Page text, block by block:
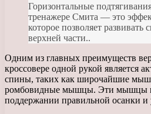
Горизонтальные
тренажере Смита — это
которое позволяет развивать
верхней части..
Одним из главных преимуществ
кроссовере одной рукой является
спины, таких как широчайшие
ромбовидные мышцы. Эти мышцы
поддержании правильной осанки